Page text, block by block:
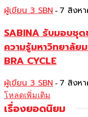
ผู้เขียน 3 SBN - 7 สิงห
SABINA รับมอบชุด
ความรู้มหาวิทยาลัย
BRA CYCLE
ผู้เขียน 3 SBN - 7 สิงห
โหลดเพิ่มเติม
เรื่องยอดนิยม